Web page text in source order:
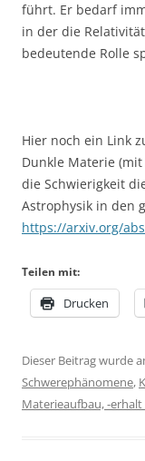
führt. Er bedarf
in der die Relativität
bedeutende Rolle
Hier noch ein Link
Dunkle Materie
die Schwierigkeit
Astrophysik in den
https://arxiv.org/
Teilen mit:
Drucken
Dieser Beitrag wurde
Schwerephänomene,
Materieaufbau, -